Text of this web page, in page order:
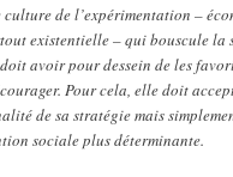
de l’expérimentation –
existentielle – qui bouscule la
avoir pour dessein de les
Pour cela, elle doit
de sa stratégie mais
sociale plus déterminante.